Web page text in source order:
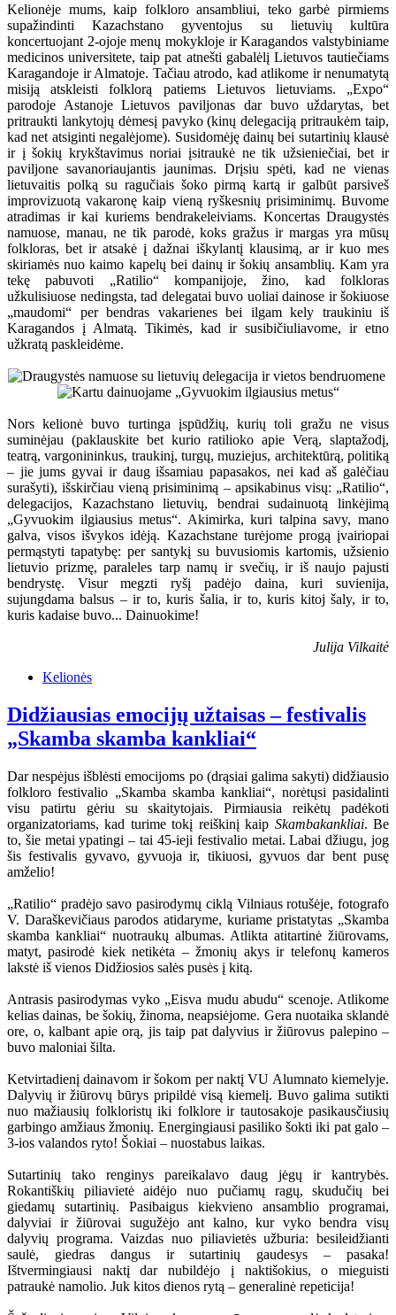
Kelionėje mums, kaip folkloro ansambliui, teko garbė pirmiems
supažindinti Kazachstano gyventojus su lietuvių kultūra
koncertuojant 2-ojoje menų mokykloje ir Karagandos valstybiniame
medicinos universitete, taip pat atnešti gabalėlį Lietuvos tautiečiams
Karagandoje ir Almatoje. Tačiau atrodo, kad atlikome ir nenumatytą
misiją atskleisti folklorą patiems Lietuvos lietuviams. „Expo“
parodoje Astanoje Lietuvos paviljonas dar buvo uždarytas, bet
pritraukti lankytojų dėmesį pavyko (kinų delegaciją pritraukėm taip,
kad net atsiginti negalėjome). Susidomėję dainų bei sutartinių klausė
ir į šokių krykštavimus noriai įsitraukė ne tik užsieniečiai, bet ir
paviljone savanoriaujantis jaunimas. Drįsiu spėti, kad ne vienas
lietuvaitis polką su ragučiais šoko pirmą kartą ir galbūt parsiveš
improvizuotą vakaronę kaip vieną ryškesnių prisiminimų. Buvome
atradimas ir kai kuriems bendrakeleiviams. Koncertas Draugystės
namuose, manau, ne tik parodė, koks gražus ir margas yra mūsų
folkloras, bet ir atsakė į dažnai iškylantį klausimą, ar ir kuo mes
skiriamės nuo kaimo kapelų bei dainų ir šokių ansamblių. Kam yra
tekę pabuvoti „Ratilio“ kompanijoje, žino, kad folkloras
užkulisiuose nedingsta, tad delegatai buvo uoliai dainose ir šokiuose
„maudomi“ per bendras vakarienes bei ilgam kely traukiniu iš
Karagandos į Almatą. Tikimės, kad ir susibičiuliavome, ir etno
užkratą paskleidėme.
Nors kelionė buvo turtinga įspūdžių, kurių toli gražu ne visus
suminėjau (paklauskite bet kurio ratilioko apie Verą, slaptažodį,
teatrą, vargonininkus, traukinį, turgų, muziejus, architektūrą, politiką
– jie jums gyvai ir daug išsamiau papasakos, nei kad aš galėčiau
surašyti), išskirčiau vieną prisiminimą – apsikabinus visų: „Ratilio“,
delegacijos, Kazachstano lietuvių, bendrai sudainuotą linkėjimą
„Gyvuokim ilgiausius metus“. Akimirka, kuri talpina savy, mano
galva, visos išvykos idėją. Kazachstane turėjome progą įvairiopai
permąstyti tapatybę: per santykį su buvusiomis kartomis, užsienio
lietuvio prizmę, paraleles tarp namų ir svečių, ir iš naujo pajusti
bendrystę. Visur megzti ryšį padėjo daina, kuri suvienija,
sujungdama balsus – ir to, kuris šalia, ir to, kuris kitoj šaly, ir to,
kuris kadaise buvo... Dainuokime!
Julija Vilkaitė
Kelionės
Didžiausias emocijų užtaisas – festivalis
„Skamba skamba kankliai“
Dar nespėjus išblėsti emocijoms po (drąsiai galima sakyti) didžiausio
folkloro festivalio „Skamba skamba kankliai“, norėtųsi pasidalinti
visu patirtu gėriu su skaitytojais. Pirmiausia reikėtų padėkoti
organizatoriams, kad turime tokį reiškinį kaip Skambakankliai. Be
to, šie metai ypatingi – tai 45-ieji festivalio metai. Labai džiugu, jog
šis festivalis gyvavo, gyvuoja ir, tikiuosi, gyvuos dar bent pusę
amželio!
„Ratilio“ pradėjo savo pasirodymų ciklą Vilniaus rotušėje, fotografo
V. Daraškevičiaus parodos atidaryme, kuriame pristatytas „Skamba
skamba kankliai“ nuotraukų albumas. Atlikta atitartinė žiūrovams,
matyt, pasirodė kiek netikėta – žmonių akys ir telefonų kameros
lakstė iš vienos Didžiosios salės pusės į kitą.
Antrasis pasirodymas vyko „Eisva mudu abudu“ scenoje. Atlikome
kelias dainas, be šokių, žinoma, neapsiėjome. Gera nuotaika sklandė
ore, o, kalbant apie orą, jis taip pat dalyvius ir žiūrovus palepino –
buvo maloniai šilta.
Ketvirtadienį dainavom ir šokom per naktį VU Alumnato kiemelyje.
Dalyvių ir žiūrovų būrys pripildė visą kiemelį. Buvo galima sutikti
nuo mažiausių folkloristų iki folklore ir tautosakoje pasikausčiusių
garbingo amžiaus žmonių. Energingiausi pasiliko šokti iki pat galo –
3-ios valandos ryto! Šokiai – nuostabus laikas.
Sutartinių tako renginys pareikalavo daug jėgų ir kantrybės.
Rokantiškių piliavietė aidėjo nuo pučiamų ragų, skudučių bei
giedamų sutartinių. Pasibaigus kiekvieno ansamblio programai,
dalyviai ir žiūrovai sugužėjo ant kalno, kur vyko bendra visų
dalyvių programa. Vaizdas nuo piliavietės užburia: besileidžianti
saulė, giedras dangus ir sutartinių gaudesys – pasaka!
Ištvermingiausi naktį dar nubildėjo į naktišokius, o mieguisti
patraukė namolio. Juk kitos dienos rytą – generalinė repeticija!